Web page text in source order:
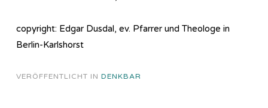
copyright: Edgar Dusdal, ev. Pfarrer und Theologe in
Berlin-Karlshorst
VERÖFFENTLICHT IN DENKBAR